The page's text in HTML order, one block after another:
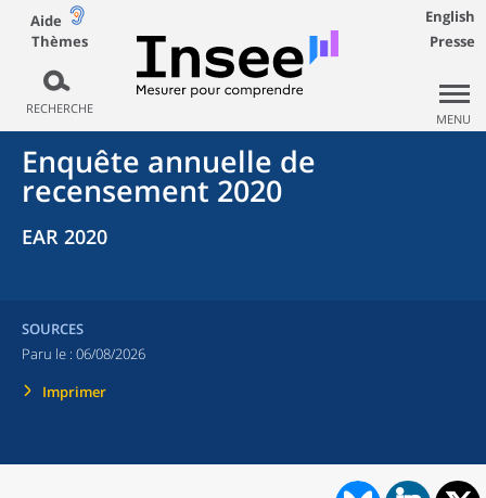
Aide
Thèmes
RECHERCHE
English
Presse
MENU
Enquête annuelle de
recensement 2020
EAR 2020
SOURCES
Paru le : 06/08/2026
Imprimer